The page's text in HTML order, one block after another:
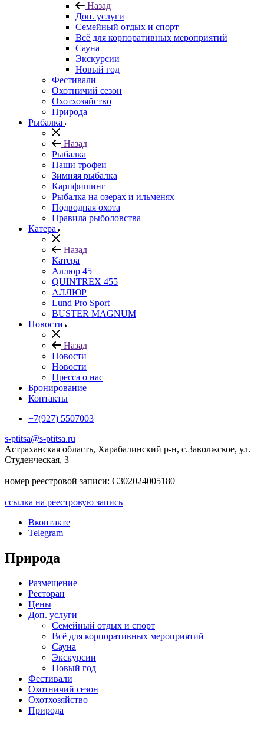
Назад
Доп. услуги
Семейный отдых и спорт
Всё для корпоративных мероприятий
Сауна
Экскурсии
Новый год
Фестивали
Охотничий сезон
Охотхозяйство
Природа
Рыбалка
Назад
Рыбалка
Наши трофеи
Зимняя рыбалка
Карпфишинг
Рыбалка на озерах и ильменях
Подводная охота
Правила рыболовства
Катера
Назад
Катера
Аллюр 45
QUINTREX 455
АЛЛЮР
Lund Рro Sport
BUSTER MAGNUM
Новости
Назад
Новости
Новости
Пресса о нас
Бронирование
Контакты
+7(927) 5507003
s-ptitsa@s-ptitsa.ru
Астраханская область, Харабалинский р-н, с.Заволжское, ул.
Студенческая, 3
номер реестровой записи: С302024005180
ссылка на реестровую запись
Вконтакте
Telegram
Природа
Размещение
Ресторан
Цены
Доп. услуги
Семейный отдых и спорт
Всё для корпоративных мероприятий
Сауна
Экскурсии
Новый год
Фестивали
Охотничий сезон
Охотхозяйство
Природа